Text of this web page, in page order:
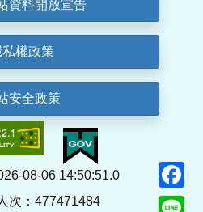
資料開放宣告
私權政策
安全政策
08-06 14:50:51.0
次：477471484